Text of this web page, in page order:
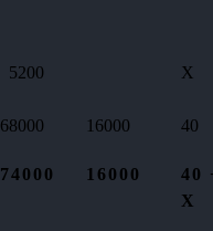
5200 X
68000 16000 40
74000 16000
40
X